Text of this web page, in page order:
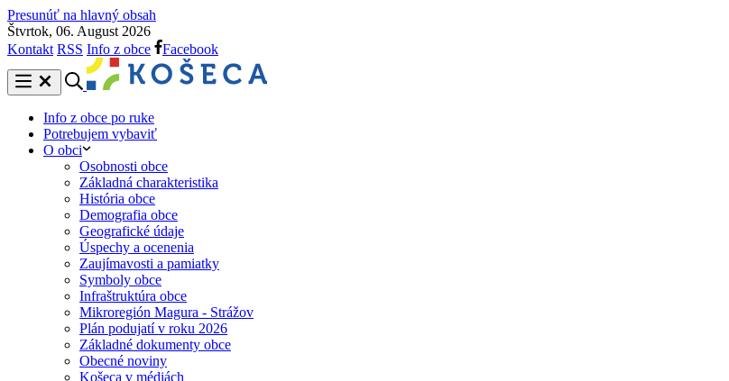
Presunúť na hlavný obsah
Štvrtok, 06. August 2026
Kontakt RSS Info z obce Facebook
Info z obce po ruke
Potrebujem vybaviť
O obci
Osobnosti obce
Základná charakteristika
História obce
Demografia obce
Geografické údaje
Úspechy a ocenenia
Zaujímavosti a pamiatky
Symboly obce
Infraštruktúra obce
Mikroregión Magura - Strážov
Plán podujatí v roku 2026
Základné dokumenty obce
Obecné noviny
Košeca v médiách